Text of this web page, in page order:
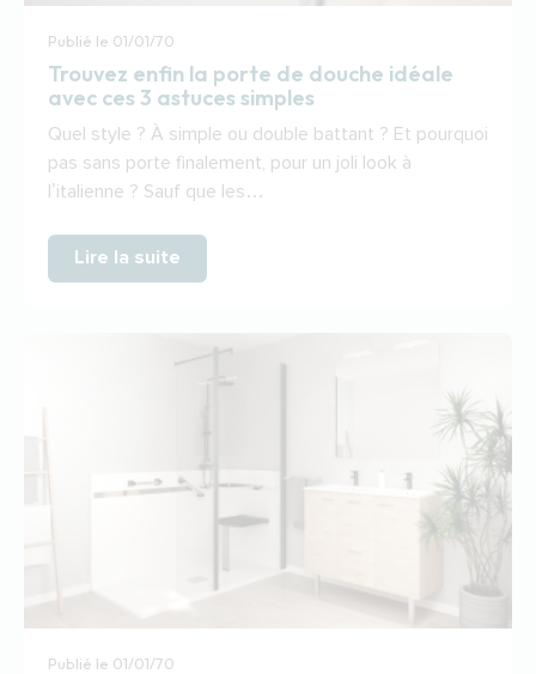
Publié le 01/01/70
Trouvez enfin la porte de douche idéale
avec ces 3 astuces simples
Quel style ? À simple ou double battant ? Et pourquoi
pas sans porte finalement, pour un joli look à
l’italienne ? Sauf que les…
Lire la suite
Publié le 01/01/70